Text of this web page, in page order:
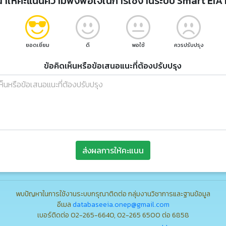
ยอดเยี่ยม ดี พอใช้ ควรปรับปรุง
ข้อคิดเห็นหรือข้อเสนอแนะที่ต้องปรับปรุง
ส่งผลการให้คะแนน
พบปัญหาในการใช้งานระบบกรุณาติดต่อ กลุ่มงานวิชาการและฐานข้อมูล
อีเมล databaseeia.onep@gmail.com
เบอร์ติดต่อ 02-265-6640, 02-265 6500 ต่อ 6858